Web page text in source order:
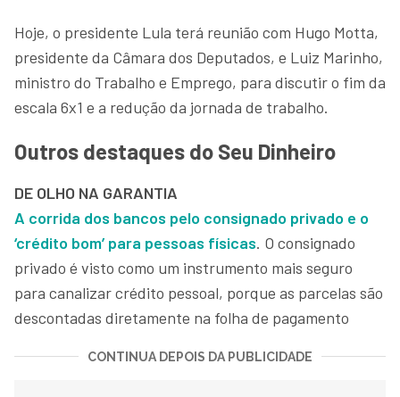
Hoje, o presidente Lula terá reunião com Hugo Motta,
presidente da Câmara dos Deputados, e Luiz Marinho,
ministro do Trabalho e Emprego, para discutir o fim da
escala 6x1 e a redução da jornada de trabalho.
Outros destaques do Seu Dinheiro
DE OLHO NA GARANTIA
A corrida dos bancos pelo consignado privado e o
‘crédito bom’ para pessoas físicas. O consignado
privado é visto como um instrumento mais seguro
para canalizar crédito pessoal, porque as parcelas são
descontadas diretamente na folha de pagamento
CONTINUA DEPOIS DA PUBLICIDADE